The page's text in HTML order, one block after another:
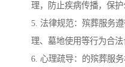
理，防止疾病传播，保护
5. 法律规范：殡葬服务
理、墓地使用等行为合法
6. 心理疏导：的殡葬服